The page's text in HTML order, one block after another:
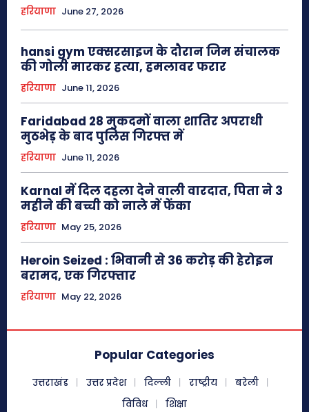
हरियाणा June 27, 2026
hansi gym एक्सरसाइज के दौरान जिम संचालक
की गोली मारकर हत्या, हमलावर फरार
हरियाणा June 11, 2026
Faridabad 28 मुकदमों वाला शातिर अपराधी
मुठभेड़ के बाद पुलिस गिरफ्त में
हरियाणा June 11, 2026
Karnal में दिल दहला देने वाली वारदात, पिता ने 3
महीने की बच्ची को नाले में फेंका
हरियाणा May 25, 2026
Heroin Seized : भिवानी से 36 करोड़ की हेरोइन
बरामद, एक गिरफ्तार
हरियाणा May 22, 2026
Popular Categories
उत्तराखंड उत्तर प्रदेश दिल्ली राष्ट्रीय
बरेली
विविध
शिक्षा